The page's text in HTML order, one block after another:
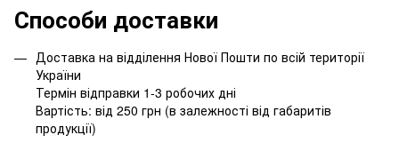
Способи доставки
Доставка на відділення Нової Пошти по всій території
України
Термін відправки 1-3 робочих дні
Вартість: від 250 грн (в залежності від габаритів
продукції)